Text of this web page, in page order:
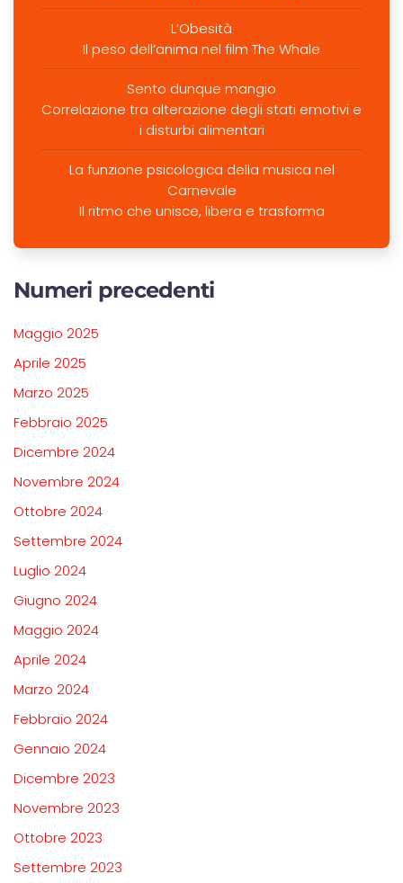
L’Obesità
Il peso dell’anima nel film The Whale
Sento dunque mangio
Correlazione tra alterazione degli stati emotivi e
i disturbi alimentari
La funzione psicologica della musica nel
Carnevale
Il ritmo che unisce, libera e trasforma
Numeri precedenti
Maggio 2025
Aprile 2025
Marzo 2025
Febbraio 2025
Dicembre 2024
Novembre 2024
Ottobre 2024
Settembre 2024
Luglio 2024
Giugno 2024
Maggio 2024
Aprile 2024
Marzo 2024
Febbraio 2024
Gennaio 2024
Dicembre 2023
Novembre 2023
Ottobre 2023
Settembre 2023